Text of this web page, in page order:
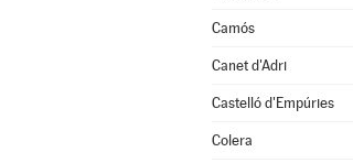
Camós
Canet d'Adri
Castelló d'Empúries
Colera